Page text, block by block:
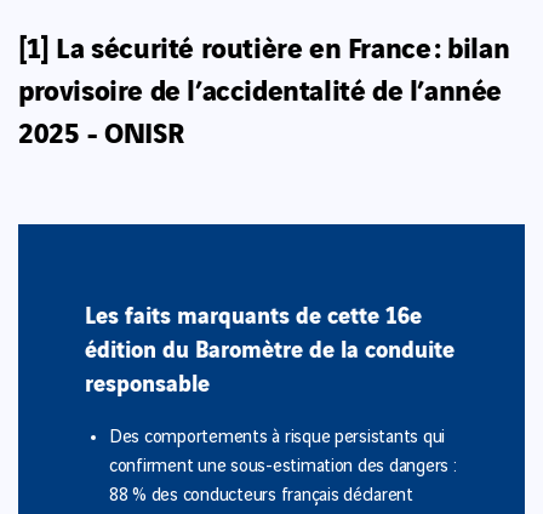
[1] La sécurité routière en France : bilan
provisoire de l’accidentalité de l’année
2025 - ONISR
Les faits marquants de cette 16e
édition du Baromètre de la conduite
responsable
Des comportements à risque persistants qui
confirment une sous-estimation des dangers :
88 % des conducteurs français déclarent